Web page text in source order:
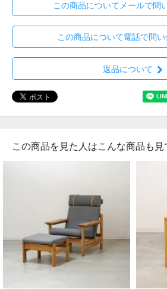
この商品についてメールで問
この商品について電話で問い
返品について
この商品を見た人はこんな商品も見